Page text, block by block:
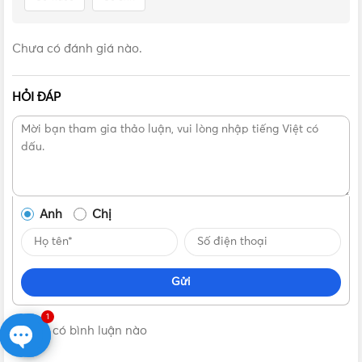
VẬT TƯ 365 - NHÀ PHÂN PHỐI THIẾT BỊ ĐIỆN NƯỚC
Hotline:
cskh@vattu365.com
Website:https://vattu365.com/
Showroom:
13 đường số 7, P. An Lạc A, Q. Bình Tân,
TPHCM
Chưa có đánh giá nào.
HỎI ĐÁP
Anh Chị
Gửi
Không có bình luận nào
1